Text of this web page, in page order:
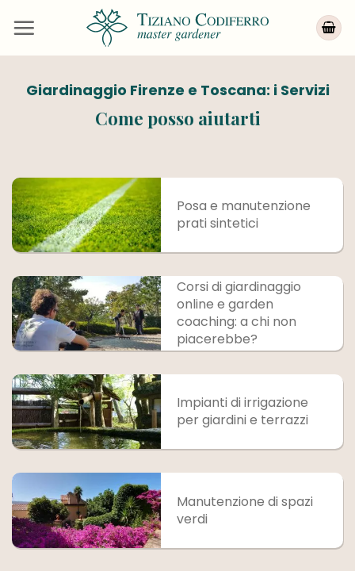
Giardinaggio Firenze e Toscana: i Servizi
Come posso aiutarti
Posa e manutenzione
prati sintetici
Corsi di giardinaggio
online e garden
coaching: a chi non
piacerebbe?
Impianti di irrigazione
per giardini e terrazzi
Manutenzione di spazi
verdi